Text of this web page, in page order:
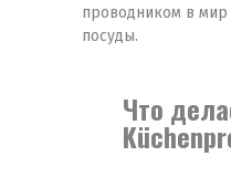
проводником в мир
посуды.
Что